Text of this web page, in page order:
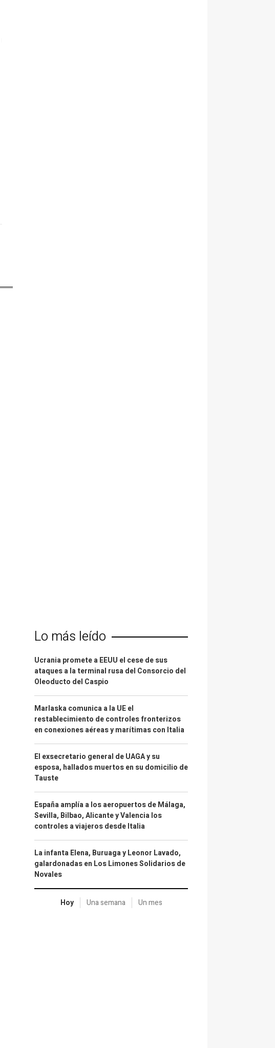
Lo más leído
Ucrania promete a EEUU el cese de sus
ataques a la terminal rusa del Consorcio del
Oleoducto del Caspio
Marlaska comunica a la UE el
restablecimiento de controles fronterizos
en conexiones aéreas y marítimas con Italia
El exsecretario general de UAGA y su
esposa, hallados muertos en su domicilio de
Tauste
España amplía a los aeropuertos de Málaga,
Sevilla, Bilbao, Alicante y Valencia los
controles a viajeros desde Italia
La infanta Elena, Buruaga y Leonor Lavado,
galardonadas en Los Limones Solidarios de
Novales
Hoy Una semana Un mes